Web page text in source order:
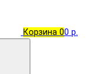
Корзина 00 р.